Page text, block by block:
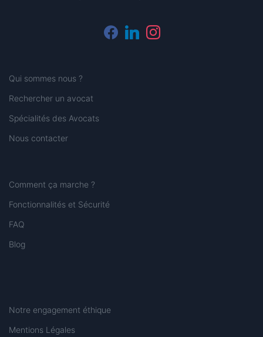
facebooklinkedininstagram
Qui sommes nous ?
Rechercher un avocat
Spécialités des Avocats
Nous contacter
Comment ça marche ?
Fonctionnalités et Sécurité
FAQ
Blog
Notre engagement éthique
Mentions Légales